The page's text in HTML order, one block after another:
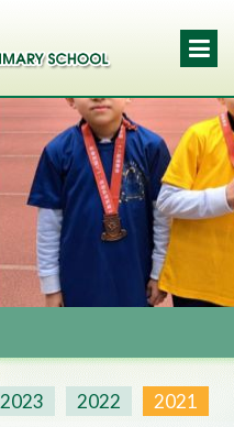
2023 2022
2021